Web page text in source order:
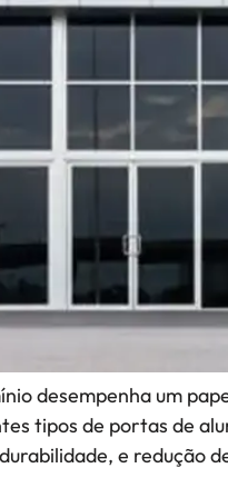
desempenha um
tipos de portas de
e redução